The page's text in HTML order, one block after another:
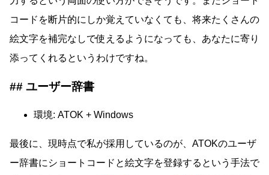
コードを断片的にしか覚えていなくても、将来たくさんの
絵文字を補完なしで使えるようになっても、あなたに寄り
添ってくれるというわけですね。
ユーザー辞書
環境: ATOK + Windows
最後に、現時点で私が採用しているのが、ATOKのユーザ
ー辞書にショートコードと絵文字を登録するという手法で